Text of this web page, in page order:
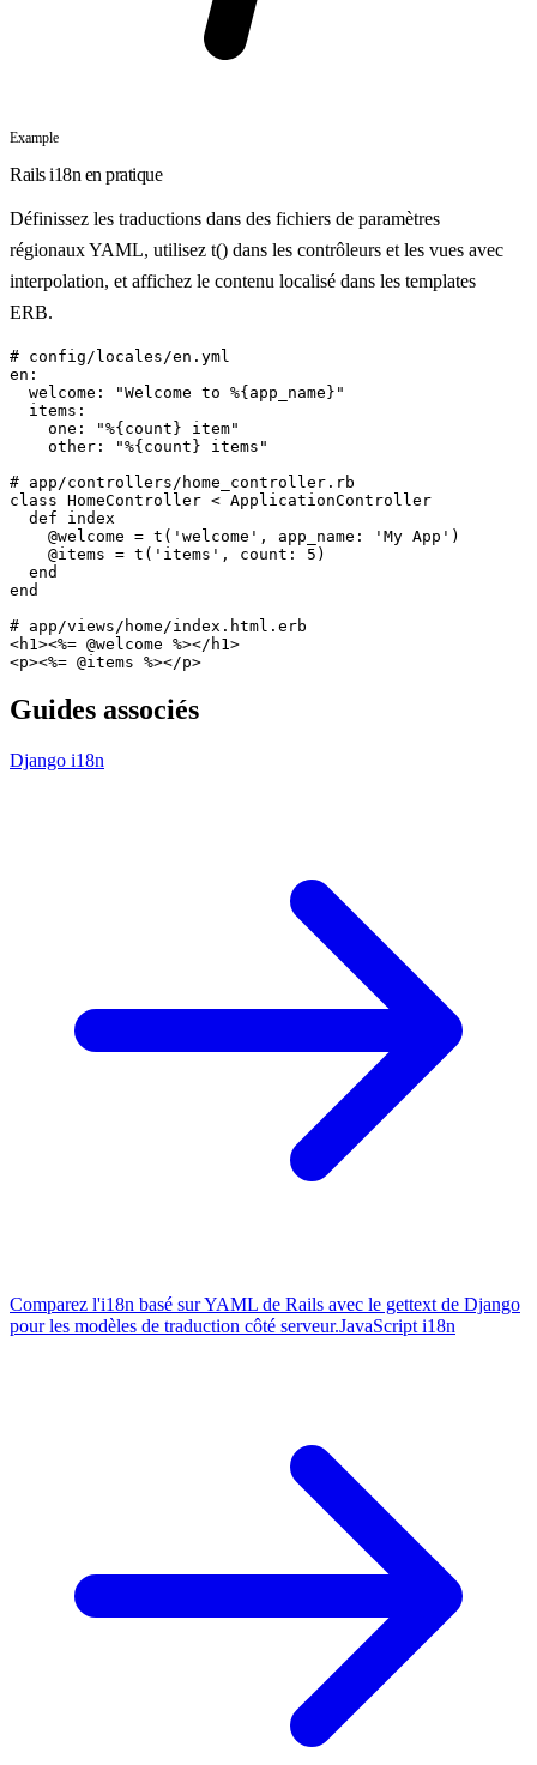
Example
Rails i18n en pratique
Définissez les traductions dans des fichiers de paramètres
régionaux YAML, utilisez t() dans les contrôleurs et les vues avec
interpolation, et affichez le contenu localisé dans les templates
ERB.
# config /locales /en . yml
en :
welcome :
"Welcome to %{app_name}"
items :
one :
"%{count} item"
other :
"%{count} items"
# app /controllers / home_controller . rb
class HomeController < ApplicationController
def
index
@welcome = t ( 'welcome' , app_name : 'My App' )
@items = t ( 'items' , count : 5 )
end
end
# app /views / home /index . html . erb
<h1 ><%= @welcome %></ h1 >
<p><%= @items %></p>
Guides associés
Django i18n
Comparez l'i18n basé sur YAML de Rails avec le gettext de Django
pour les modèles de traduction côté serveur.JavaScript i18n